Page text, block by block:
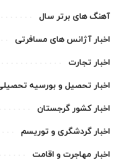
آهنگ های برتر سال
اخبار آژانس های مسافرتی
اخبار تجارت
اخبار تحصیل و بورسیه
اخبار کشور گرجستان
اخبار گردشگری و توریسم
اخبار مهاجرت و اقامت